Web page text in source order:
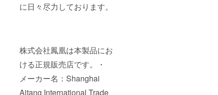
に日々尽力しております。
株式会社鳳凰は本製品にお
ける正規販売店です。・
メーカー名：Shanghai
Aitang International Trade